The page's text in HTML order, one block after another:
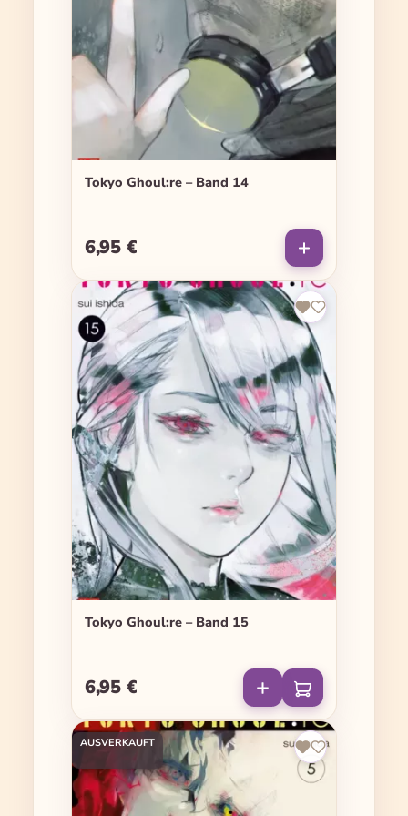
Tokyo Ghoul:re – Band 14
Regulärer Preis:
6,95 €
Tokyo Ghoul:re – Band 15
Regulärer Preis:
6,95 €
AUSVERKAUFT